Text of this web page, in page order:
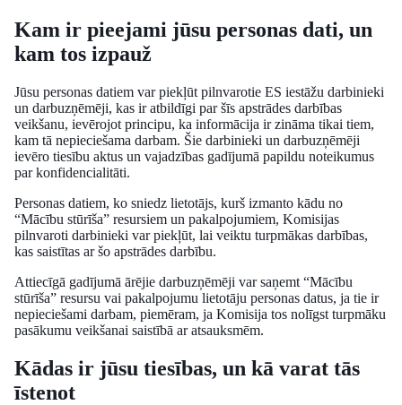
Kam ir pieejami jūsu personas dati, un
kam tos izpauž
Jūsu personas datiem var piekļūt pilnvarotie ES iestāžu darbinieki
un darbuzņēmēji, kas ir atbildīgi par šīs apstrādes darbības
veikšanu, ievērojot principu, ka informācija ir zināma tikai tiem,
kam tā nepieciešama darbam. Šie darbinieki un darbuzņēmēji
ievēro tiesību aktus un vajadzības gadījumā papildu noteikumus
par konfidencialitāti.
Personas datiem, ko sniedz lietotājs, kurš izmanto kādu no
“Mācību stūrīša” resursiem un pakalpojumiem, Komisijas
pilnvaroti darbinieki var piekļūt, lai veiktu turpmākas darbības,
kas saistītas ar šo apstrādes darbību.
Attiecīgā gadījumā ārējie darbuzņēmēji var saņemt “Mācību
stūrīša” resursu vai pakalpojumu lietotāju personas datus, ja tie ir
nepieciešami darbam, piemēram, ja Komisija tos nolīgst turpmāku
pasākumu veikšanai saistībā ar atsauksmēm.
Kādas ir jūsu tiesības, un kā varat tās
īstenot